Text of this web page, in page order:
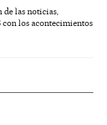
de las noticias,
con los acontecimientos